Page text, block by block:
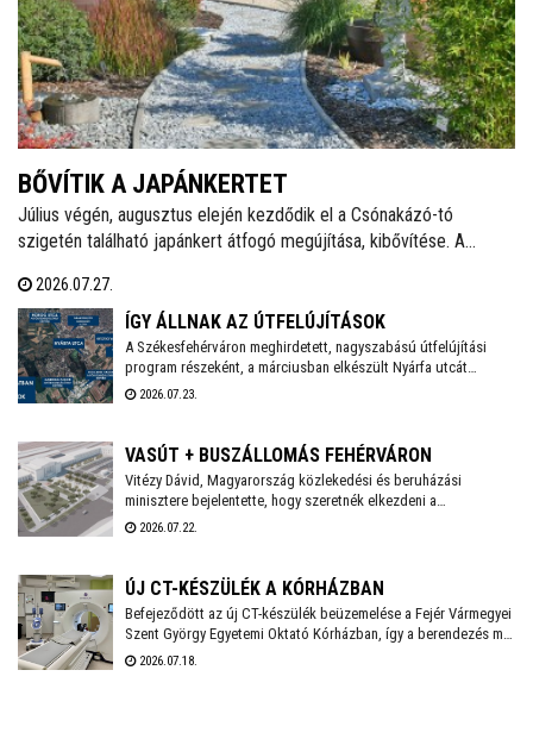
BŐVÍTIK A JAPÁNKERTET
Július végén, augusztus elején kezdődik el a Csónakázó-tó
szigetén található japánkert átfogó megújítása, kibővítése. A
ideje alatt a munkálatokkal érintett területet a látogatók elől
lezárják.
2026.07.27.
ÍGY ÁLLNAK AZ ÚTFELÚJÍTÁSOK
A Székesfehérváron meghirdetett, nagyszabású útfelújítási
program részeként, a márciusban elkészült Nyárfa utcát
követően a Közgyűlés szakbizottsága legutóbbi ülésén újabb
kivitelezőket - adta hírül közösségi oldalán Székesfehérvár
szakaszának felújítása, és kezdődhet a Bébic utcai
szabadidőpark fejlesztése is.
2026.07.23.
VASÚT + BUSZÁLLOMÁS FEHÉRVÁRON
Vitézy Dávid, Magyarország közlekedési és beruházási
minisztere bejelentette, hogy szeretnék elkezdeni a
székesfehérvári vasúti csomópont teljes körű átépítését,
2030-ig befejeződhet.
2026.07.22.
ÚJ CT-KÉSZÜLÉK A KÓRHÁZBAN
Befejeződött az új CT-készülék beüzemelése a Fejér Vármegyei
Szent György Egyetemi Oktató Kórházban, így a berendezés már
a mindennapi betegellátást szolgálja - közölte a
2026.07.18.